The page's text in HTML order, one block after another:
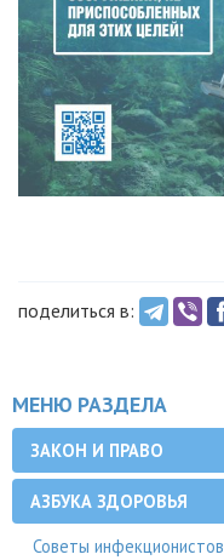
поделиться в:
МЕНЮ РАЗДЕЛА
ЗАКОН И ПРАВО
АЗБУКА ЗДОРОВЬЯ
Советы инфекционистов